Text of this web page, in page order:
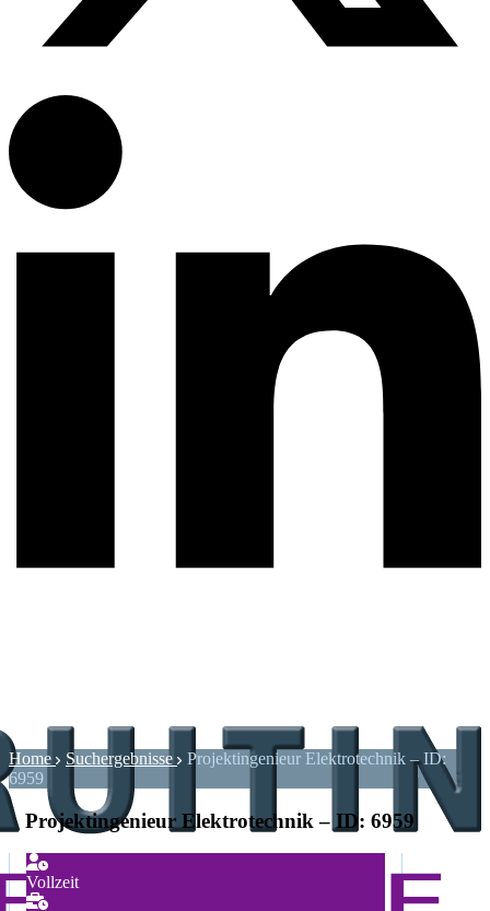
Home Suchergebnisse
Projektingenieur Elektrotechnik – ID:
6959
Projektingenieur Elektrotechnik – ID: 6959
Vollzeit